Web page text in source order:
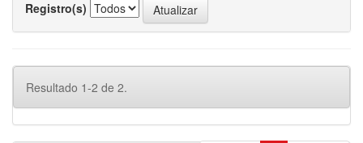
Registro(s)
Resultado 1-2 de 2.